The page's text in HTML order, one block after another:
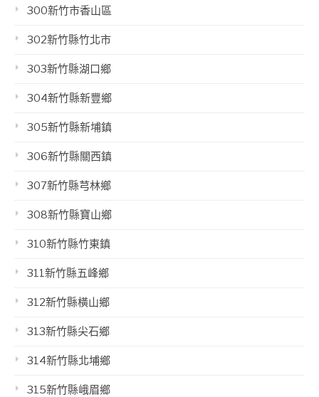
300新竹市香山區
302新竹縣竹北市
303新竹縣湖口鄉
304新竹縣新豐鄉
305新竹縣新埔鎮
306新竹縣關西鎮
307新竹縣芎林鄉
308新竹縣寶山鄉
310新竹縣竹東鎮
311新竹縣五峰鄉
312新竹縣橫山鄉
313新竹縣尖石鄉
314新竹縣北埔鄉
315新竹縣峨眉鄉